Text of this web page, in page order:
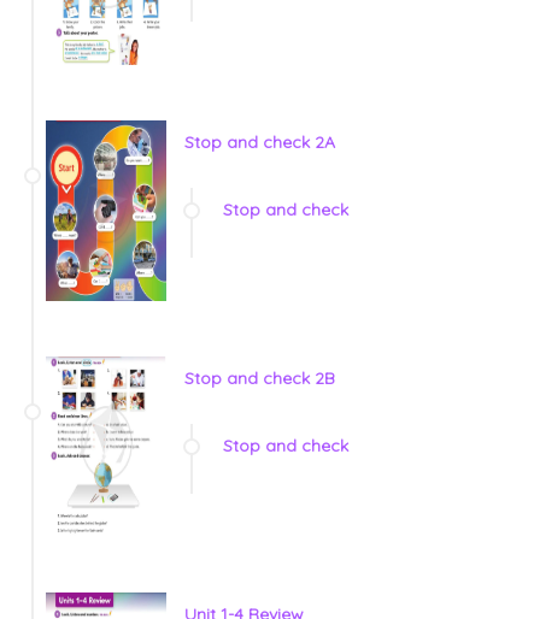
Stop and check 2A
Stop and check
Stop and check 2B
Stop and check
Unit 1-4 Review